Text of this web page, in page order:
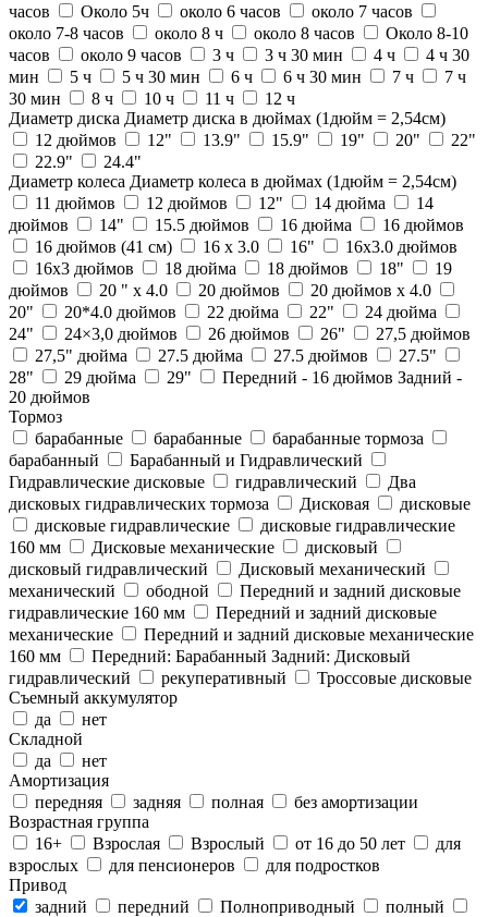
часов
Около 5ч около 6 часов
около 7 часов
около 7-8 часов
около 8 ч около 8 часов
Около 8-10
часов
около 9 часов 3 ч 3 ч 30 мин 4 ч
4 ч 30
мин
5 ч 5 ч 30 мин 6 ч 6 ч 30 мин 7 ч
7 ч
30 мин
8 ч 10 ч 11 ч
12 ч
Диаметр диска Диаметр диска в дюймах (1дюйм = 2,54см)
12 дюймов
12" 13.9" 15.9" 19" 20"
22"
22.9"
24.4"
Диаметр колеса Диаметр колеса в дюймах (1дюйм = 2,54см)
11 дюймов
12 дюймов 12" 14 дюйма
14
дюймов
14" 15.5 дюймов 16 дюйма
16 дюймов
16 дюймов (41 см)
16 х 3.0 16"
16x3.0 дюймов
16х3 дюймов
18 дюйма 18 дюймов 18"
19
дюймов
20 " x 4.0 20 дюймов
20 дюймов х 4.0
20"
20*4.0 дюймов 22 дюйма 22"
24 дюйма
24"
24×3,0 дюймов 26 дюймов 26"
27,5 дюймов
27,5" дюйма
27.5 дюйма 27.5 дюймов
27.5"
28"
29 дюйма 29"
Передний - 16 дюймов Задний -
20 дюймов
Тормоз
барабанныe
барабанные
барабанные тормоза
барабанный
Барабанный и Гидравлический
Гидравлические дисковые
гидравлический
Два
дисковых гидравлических тормоза
Дисковая
дисковые
дисковые гидравлические
дисковые гидравлические
160 мм
Дисковые механические
дисковый
дисковый гидравлический
Дисковый механический
механический
ободной
Передний и задний дисковые
гидравлические 160 мм
Передний и задний дисковые
механические
Передний и задний дисковые механические
160 мм
Передний: Барабанный Задний: Дисковый
гидравлический
рекуперативный
Троссовые дисковые
Съемный аккумулятор
да
нет
Складной
да
нет
Амортизация
передняя
задняя полная
без амортизации
Возрастная группа
16+
Взрослая Взрослый от 16 до 50 лет
для
взрослых
для пенсионеров
для подростков
Привод
задний
передний Полноприводный
полный